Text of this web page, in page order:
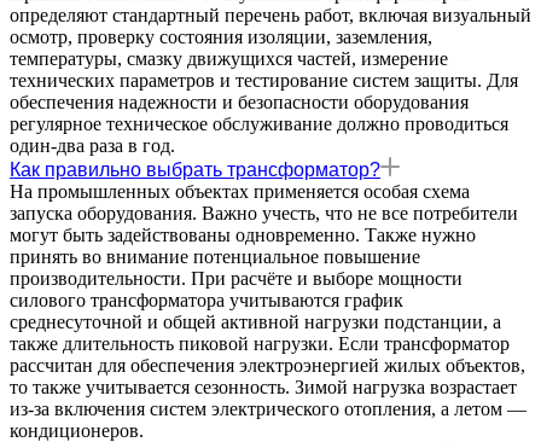
определяют стандартный перечень работ, включая визуальный
осмотр, проверку состояния изоляции, заземления,
температуры, смазку движущихся частей, измерение
технических параметров и тестирование систем защиты. Для
обеспечения надежности и безопасности оборудования
регулярное техническое обслуживание должно проводиться
один-два раза в год.
Как правильно выбрать трансформатор?
На промышленных объектах применяется особая схема
запуска оборудования. Важно учесть, что не все потребители
могут быть задействованы одновременно. Также нужно
принять во внимание потенциальное повышение
производительности. При расчёте и выборе мощности
силового трансформатора учитываются график
среднесуточной и общей активной нагрузки подстанции, а
также длительность пиковой нагрузки. Если трансформатор
рассчитан для обеспечения электроэнергией жилых объектов,
то также учитывается сезонность. Зимой нагрузка возрастает
из-за включения систем электрического отопления, а летом —
кондиционеров.